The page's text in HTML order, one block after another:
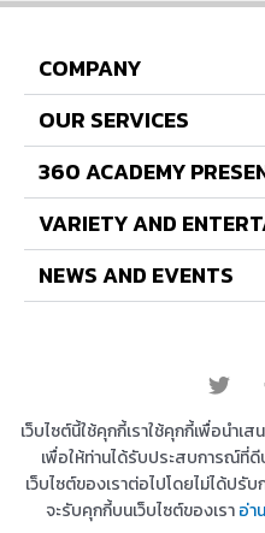
เว็บไซต์นี้ใช้คุกกี้เราใช้คุกกี้เพื่อนำ
เพื่อให้ท่านได้รับประสบการณ์ที่ดี
เว็บไซต์ของเราต่อไปโดยไม่ได้ปรับ
จะรับคุกกี้บนเว็บไซต์ของเราอ่า
COMPANY
OUR SERVICES
360 ACADEMY
VARIETY AND
NEWS AND EVENTS
© 2022 All
Copyright © 2026 บริษัท